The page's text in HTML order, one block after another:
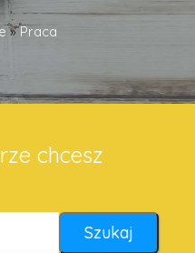
»Praca
chcesz